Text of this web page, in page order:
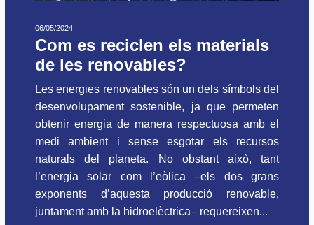
06/05/2024
Com es reciclen els materials
de les renovables?
Les energies renovables són un dels símbols del
desenvolupament sostenible, ja que permeten
obtenir energia de manera respectuosa amb el
medi ambient i sense esgotar els recursos
naturals del planeta. No obstant això, tant
l’energia solar com l’eòlica –els dos grans
exponents d’aquesta producció renovable,
juntament amb la hidroelèctrica– requereixen...